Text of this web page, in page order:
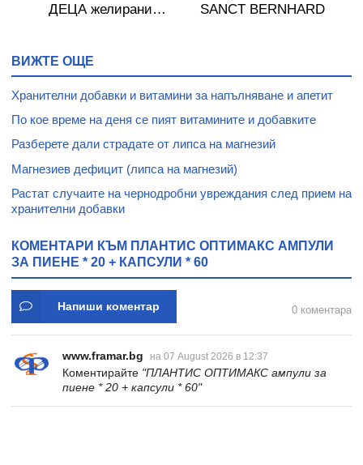
ДЕЦА желирани
SANCT BERNHARD
ВИЖТЕ ОЩЕ
Хранителни добавки и витамини за напълняване и апетит
По кое време на деня се пият витамините и добавките
Разберете дали страдате от липса на магнезий
Магнезиев дефицит (липса на магнезий)
Растат случаите на чернодробни увреждания след прием на
хранителни добавки
КОМЕНТАРИ КЪМ ПЛАНТИС ОПТИМАКС АМПУЛИ
ЗА ПИЕНЕ * 20 + КАПСУЛИ * 60
Напиши коментар 0 коментара
www.framar.bg на 07 August 2026 в 12:37
Коментирайте "ПЛАНТИС ОПТИМАКС ампули за
пиене * 20 + капсули * 60"